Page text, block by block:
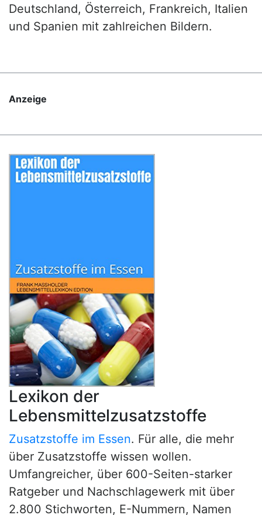
Deutschland, Österreich, Frankreich, Italien
und Spanien mit zahlreichen Bildern.
Anzeige
Lexikon der
Lebensmittelzusatzstoffe
Zusatzstoffe im Essen. Für alle, die mehr
über Zusatzstoffe wissen wollen.
Umfangreicher, über 600-Seiten-starker
Ratgeber und Nachschlagewerk mit über
2.800 Stichworten, E-Nummern, Namen